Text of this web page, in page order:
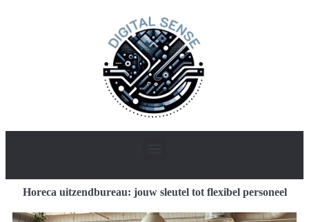
Horeca uitzendbureau: jouw sleutel tot flexibel personeel